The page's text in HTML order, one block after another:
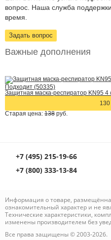
вопрос. Наша служба
время.
Задать вопрос
Важные дополнения
Подходит (50335)
Защитная маска-респиратор KN95 4
Старая цена: 138 руб.
+7 (495) 215-19-66
+7 (800) 333-13-84
Информация о товаре,
ознакомительный характер и не
Технические характеристики,
изменены производителем без
Все права защищены © 2003-2026.